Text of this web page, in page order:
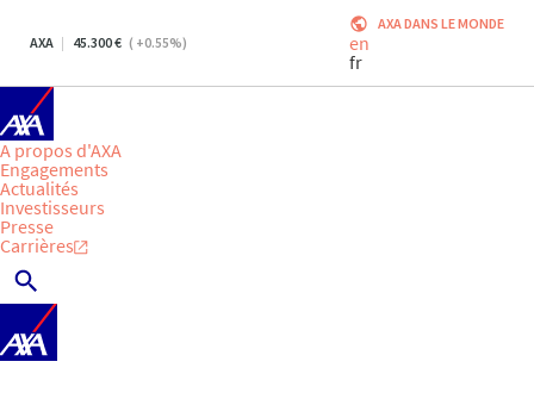
AXA 45.300 ( +0.55%)
AXA DANS LE MONDE
en
fr
A propos d'AXA
Engagements
Actualités
Investisseurs
Presse
Carrières